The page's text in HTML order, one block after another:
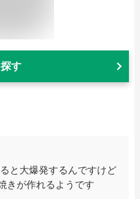
す
と大爆発するんですけど
きが作れるようです